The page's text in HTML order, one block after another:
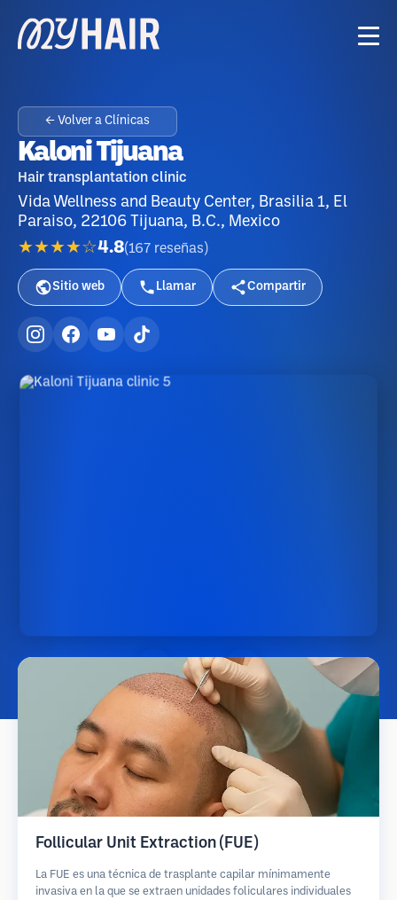
← Volver a Clínicas
Kaloni Tijuana
Hair transplantation clinic
Vida Wellness and Beauty Center, Brasilia 1, El
Paraiso, 22106 Tijuana, B.C., Mexico
★★★★☆4.8(167 reseñas )
Sitio web Llamar Compartir
Follicular Unit Extraction (FUE)
La FUE es una técnica de trasplante capilar mínimamente
invasiva en la que se extraen unidades foliculares individuales